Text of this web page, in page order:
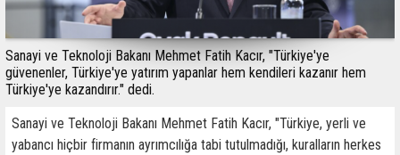
Sanayi ve Teknoloji Bakanı Mehmet Fatih Kacır, "Türkiye'ye
güvenenler, Türkiye'ye yatırım yapanlar hem kendileri kazanır hem
Türkiye'ye kazandırır." dedi.
Sanayi ve Teknoloji Bakanı Mehmet Fatih Kacır, "Türkiye, yerli ve
yabancı hiçbir firmanın ayrımcılığa tabi tutulmadığı, kuralların herkes